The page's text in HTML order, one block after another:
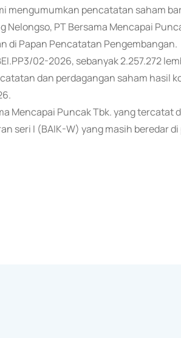
mengumumkan pencatatan saham
PT Bersama Mencapai
di Papan Pencatatan Pengembangan.
02-2026, sebanyak 2.257.272
dan perdagangan saham hasil
Mencapai Puncak Tbk. yang tercatat
seri I (BAIK-W) yang masih beredar